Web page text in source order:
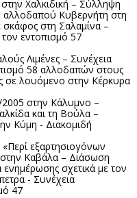
Χαλκιδική – Σύλληψη
Κυβερνήτη στη
στη Σαλαμίνα –
εντοπισμό 57
Λιμένες – Συνέχεια
58 αλλοδαπών στους
σε λουόμενο στην Κέρκυρα
στην Κάλυμνο –
και τη Βούλα –
Κύμη - Διακομιδή
εξαρτησιογόνων
Καβάλα – Διάσωση
σχετικά με τον
- Συνέχεια
47